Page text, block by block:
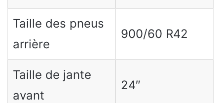
Taille des pneus
arrière
900/60 R42
Taille de jante
avant
24″